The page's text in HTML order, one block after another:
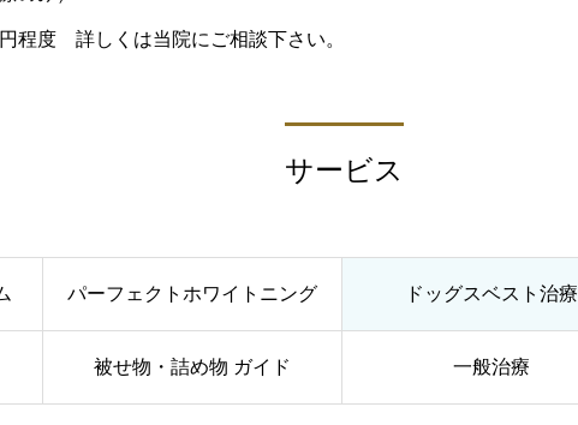
程度 詳しくは当院にご相談下さい。
サービス
パーフェクトホワイトニング ドッグスベスト治療
被せ物・詰め物 ガイド 一般治療